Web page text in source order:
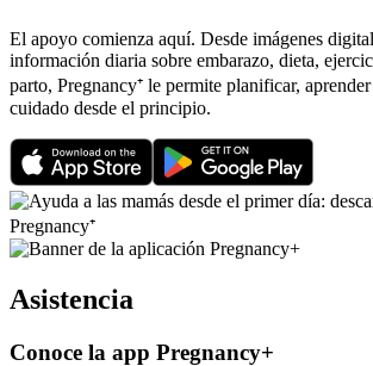
El apoyo comienza aquí. Desde imágenes
información diaria sobre embarazo, dieta,
parto, Pregnancy⁺ le permite planificar,
cuidado desde el principio.
Asistencia
Conoce la app Pregnancy+